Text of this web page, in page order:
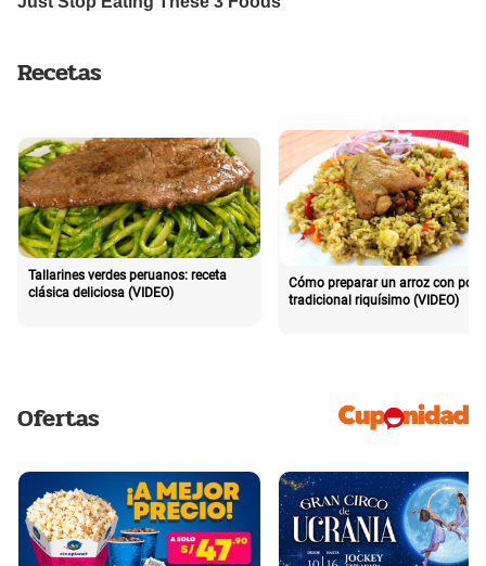
Recetas
Tallarines verdes peruanos: receta
clásica deliciosa (VIDEO)
Cómo preparar un arroz con pollo
tradicional riquísimo (VIDEO)
Ofertas